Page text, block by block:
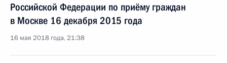
Российской Федерации по приёму граждан
в Москве 16 декабря 2015 года
16 мая 2018 года, 21:38